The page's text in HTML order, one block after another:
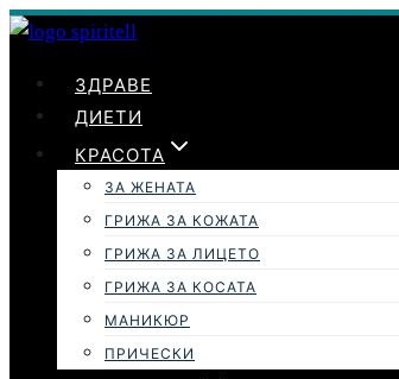
Към
ЗДРАВЕ
ДИЕТИ
КРАСОТА
ЗА ЖЕНАТА
ГРИЖА ЗА КОЖАТА
ГРИЖА ЗА ЛИЦЕТО
ГРИЖА ЗА КОСАТА
МАНИКЮР
ПРИЧЕСКИ